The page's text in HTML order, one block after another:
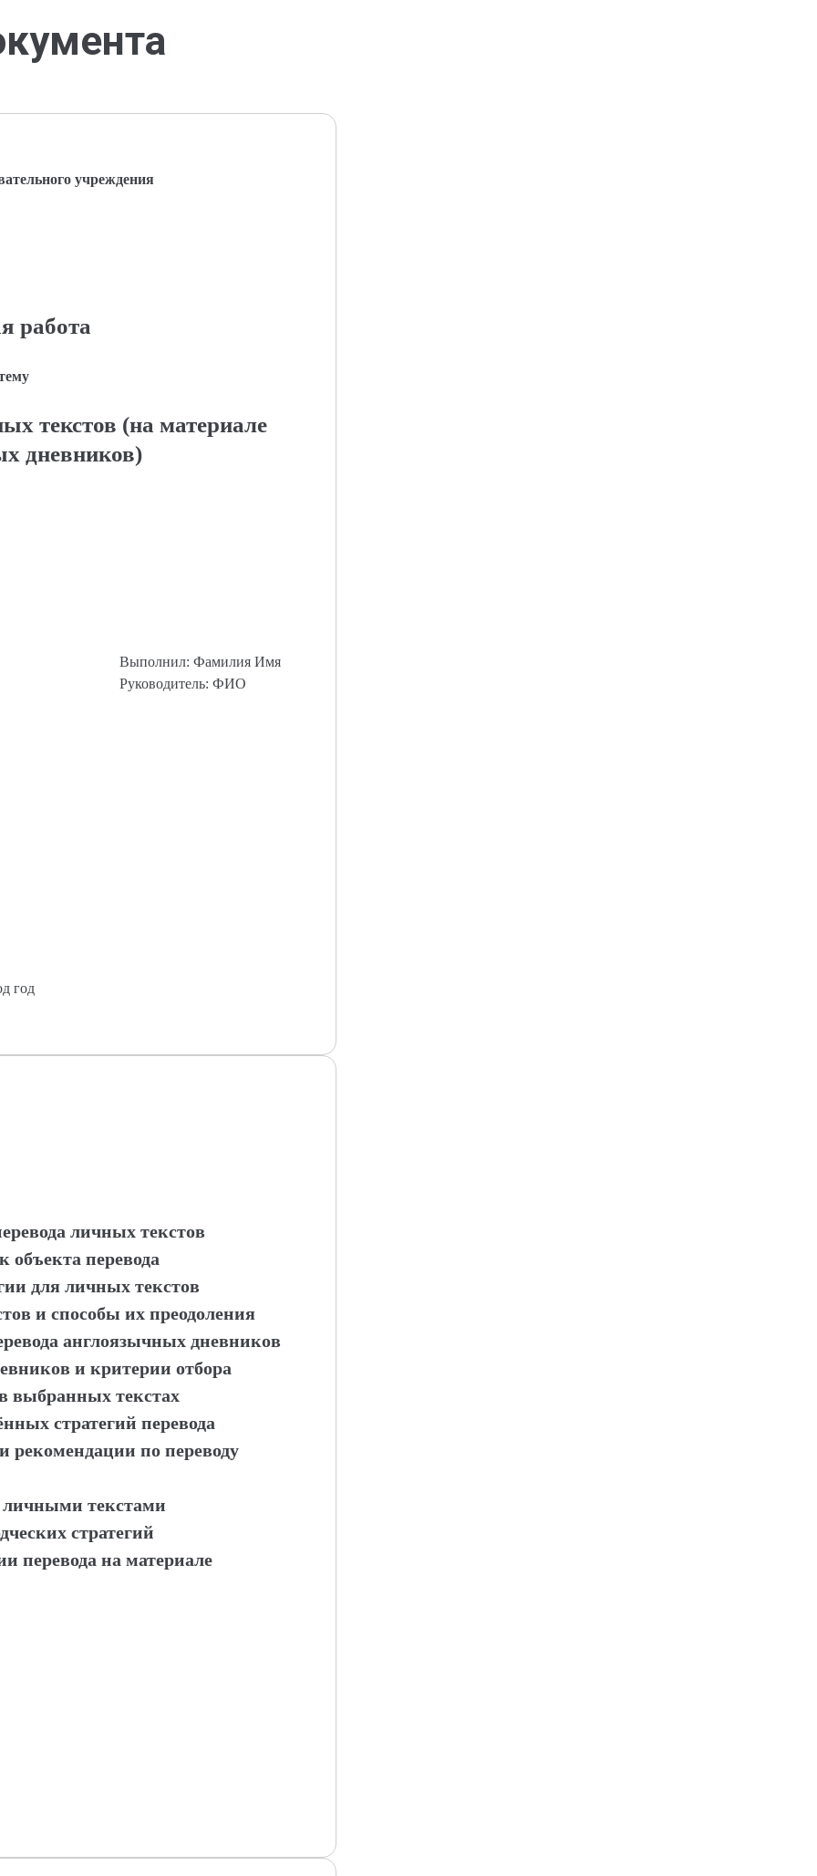
учреждения
работа
текстов (на материале
дневников)
Выполнил: Фамилия Имя
Руководитель: ФИО
год
личных текстов
объекта перевода
для личных текстов
и способы их преодоления
англоязычных дневников
и критерии отбора
выбранных текстах
стратегий перевода
рекомендации по переводу
личными текстами
стратегий
перевода на материале